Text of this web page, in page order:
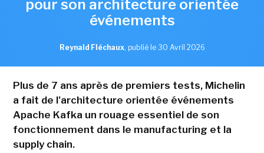
pour son architecture orientée
événements
Reynald Fléchaux, publié le 30 Avril 2026
Plus de 7 ans après de premiers tests, Michelin
a fait de l'architecture orientée événements
Apache Kafka un rouage essentiel de son
fonctionnement dans le manufacturing et la
supply chain.